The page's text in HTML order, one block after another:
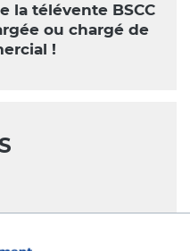
la télévente BSCC
ou chargé de
!